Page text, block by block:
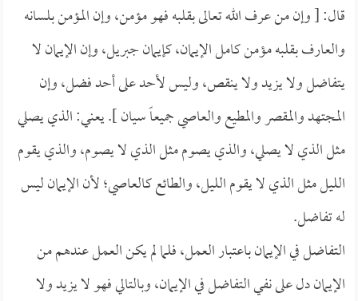
قال: [ وإن من عرف الله تعالى بقلبه فهو مؤمن، وإن المؤمن بلسانه
والعارف بقلبه مؤمن كامل الإيمان، كإيمان جبريل، وإن الإيمان لا
يتفاضل ولا يزيد ولا ينقص، وليس لأحد على أحد فضل، وإن
المجتهد والمقصر والمطيع والعاصي جميعاً سيان ]. يعني: الذي يصلي
مثل الذي لا يصلي، والذي يصوم مثل الذي لا يصوم، والذي يقوم
الليل مثل الذي لا يقوم الليل، والطائع كالعاصي؛ لأن الإيمان ليس
له تفاضل.
التفاضل في الإيمان باعتبار العمل، فلما لم يكن العمل عندهم من
الإيمان دل على نفي التفاضل في الإيمان، وبالتالي فهو لا يزيد ولا